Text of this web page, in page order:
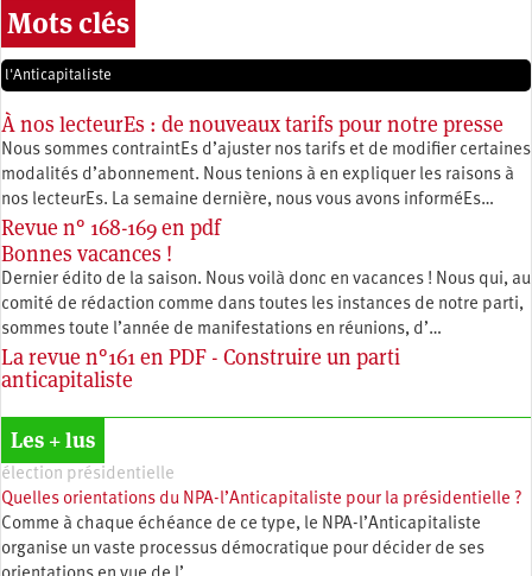
Mots clés
l'Anticapitaliste
À nos lecteurEs : de nouveaux tarifs pour notre presse
Nous sommes contraintEs d’ajuster nos tarifs et de modifier certaines
modalités d’abonnement. Nous tenions à en expliquer les raisons à
nos lecteurEs. La semaine dernière, nous vous avons informéEs…
Revue n° 168-169 en pdf
Bonnes vacances !
Dernier édito de la saison. Nous voilà donc en vacances ! Nous qui, au
comité de rédaction comme dans toutes les instances de notre parti,
sommes toute l’année de manifestations en réunions, d’…
La revue n°161 en PDF - Construire un parti
anticapitaliste
Les + lus
élection présidentielle
Quelles orientations du NPA-l’Anticapitaliste pour la présidentielle ?
Comme à chaque échéance de ce type, le NPA-l’Anticapitaliste
organise un vaste processus démocratique pour décider de ses